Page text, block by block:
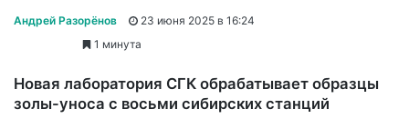
Андрей Разорёнов
23 июня 2025 в 16:24
1 минута
Новая лаборатория СГК обрабатывает образцы
золы-уноса с восьми сибирских станций